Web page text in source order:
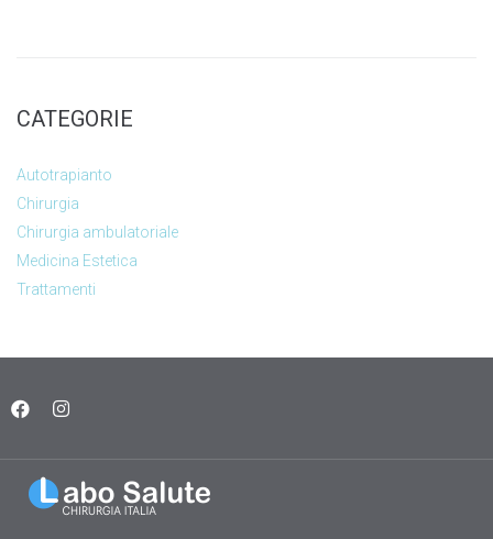
CATEGORIE
Autotrapianto
Chirurgia
Chirurgia ambulatoriale
Medicina Estetica
Trattamenti